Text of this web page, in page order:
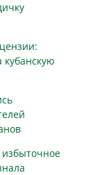
кубанскую